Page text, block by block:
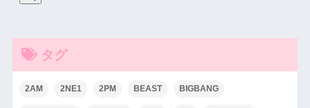
タグ
2AM 2NE1 2PM BEAST BIGBANG